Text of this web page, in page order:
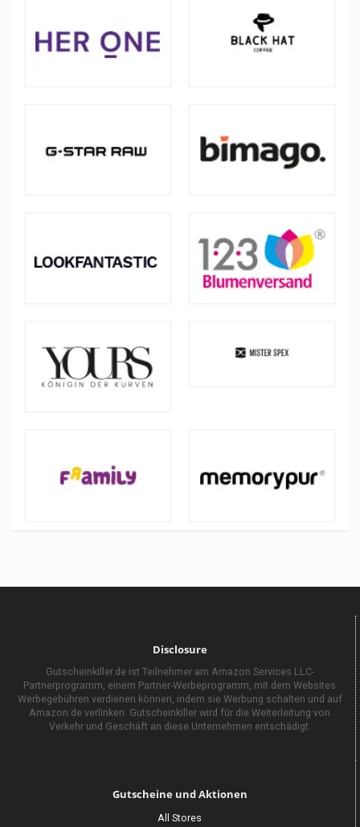
Disclosure
Gutscheinkiller.de ist Teilnehmer am Amazon Services LLC-
Partnerprogramm, einem Partner-Werbeprogramm, mit dem Websites
Werbegebühren verdienen können, indem sie Werbung schalten und auf
Amazon.de verlinken. Gutscheinkiller wird für die Weiterleitung von
Verkehr und Geschäft an diese Unternehmen entschädigt.
Gutscheine und Aktionen
All Stores